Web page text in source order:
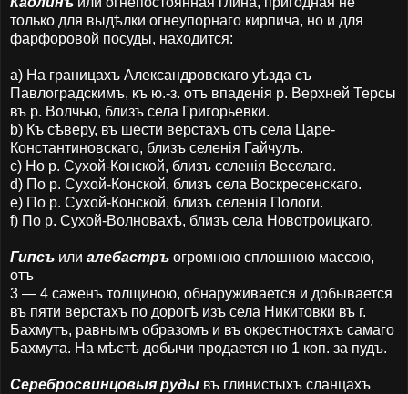
только для выдѣлки огнеупорнаго кирпича, но и для
фарфоровой посуды, находится:
a) На границахъ Александровскаго уѣзда съ
Павлоградскимъ, къ ю.-з. отъ впаденія р. Верхней Терсы
въ р. Волчью, близъ села Григорьевки.
b) Къ сѣверу, въ шести верстахъ отъ села Царе-
Константиновскаго, близъ селенія Гайчулъ.
c) Но р. Сухой-Конской, близъ селенія Веселаго.
d) По р. Сухой-Конской, близъ села Воскресенскаго.
e) По р. Сухой-Конской, близъ селенія Пологи.
f) По р. Сухой-Волновахѣ, близъ села Новотроицкаго.
Гипсъ или алебастръ огромною сплошною массою,
отъ
3 — 4 саженъ толщиною, обнаруживается и добывается
въ пяти верстахъ по дорогѣ изъ села Никитовки въ г.
Бахмутъ, равнымъ образомъ и въ окрестностяхъ самаго
Бахмута. На мѣстѣ добычи продается но 1 коп. за пудъ.
Серебросвинцовыя руды въ глинистыхъ сланцахъ